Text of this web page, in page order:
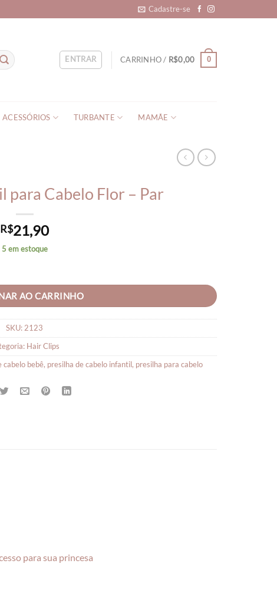
Cadastre-se
ENTRAR CARRINHO / R$0,00 0
ACESSÓRIOS TURBANTE MAMÃE
para Cabelo Flor – Par
R$21,90
5 em estoque
AO CARRINHO
SKU:2123
Hair Clips
cabelo bebê, presilha de cabelo infantil, presilha para cabelo
para sua princesa